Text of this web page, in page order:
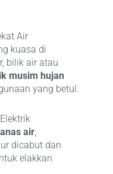
Air
kuasa di
bilik air atau
musim hujan
yang betul.
air,
dicabut dan
elakkan